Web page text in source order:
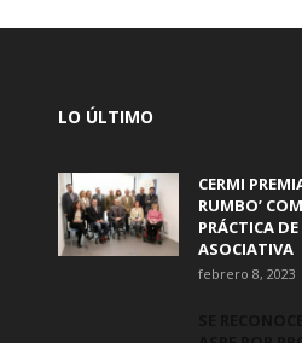
LO ÚLTIMO
CERMI
RUMBO’
PRÁCTICA
ASOCIATIVA
febrero 8, 2023